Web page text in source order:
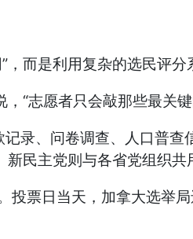
而是利用复杂的选民评分
“志愿者只会敲那些最关
录、问卷调查、人口普
民主党则与各省党组织共
票日当天，加拿大选举